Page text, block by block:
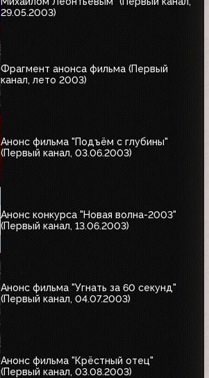
29.05.2003)
Фрагмент анонса фильма (Первый
канал, лето 2003)
Анонс фильма "Подъём с глубины"
(Первый канал, 03.06.2003)
Анонс конкурса "Новая волна-2003"
(Первый канал, 13.06.2003)
Анонс фильма "Угнать за 60 секунд"
(Первый канал, 04.07.2003)
Анонс фильма "Крёстный отец"
(Первый канал, 03.08.2003)